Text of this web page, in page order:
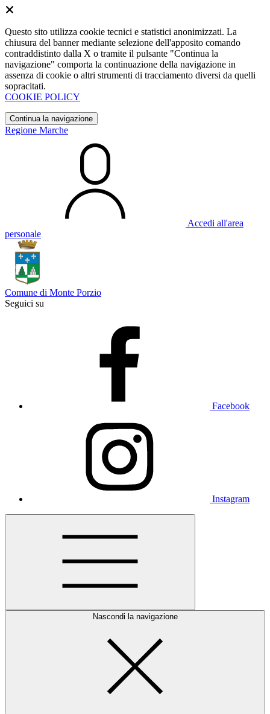
Questo sito utilizza cookie tecnici e statistici anonimizzati. La
chiusura del banner mediante selezione dell'apposito comando
contraddistinto dalla X o tramite il pulsante "Continua la
navigazione" comporta la continuazione della navigazione in
assenza di cookie o altri strumenti di tracciamento diversi da quelli
sopracitati.
COOKIE POLICY
Continua la navigazione
Regione Marche
Accedi all'area
personale
Comune di Monte Porzio
Seguici su
Facebook
Instagram
Nascondi la navigazione